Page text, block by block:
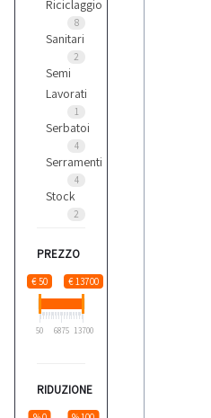
Riciclaggio
8
Sanitari
2
Semi
Lavorati
1
Serbatoi
4
Serramenti
4
Stock
2
PREZZO
€ 50 € 13700
50 6875 13700
RIDUZIONE